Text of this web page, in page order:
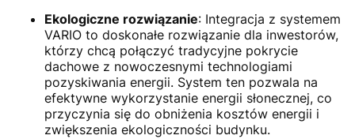
Ekologiczne rozwiązanie: Integracja z systemem
VARIO to doskonałe rozwiązanie dla inwestorów,
którzy chcą połączyć tradycyjne pokrycie
dachowe z nowoczesnymi technologiami
pozyskiwania energii. System ten pozwala na
efektywne wykorzystanie energii słonecznej, co
przyczynia się do obniżenia kosztów energii i
zwiększenia ekologiczności budynku.